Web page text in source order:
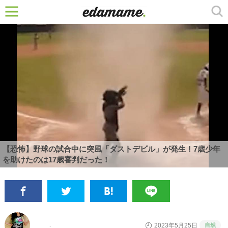
【恐怖】野球の試合中に突風「ダストデビル」が発生！7歳少年
を助けたのは17歳審判だった！
2023年5月25日 自然